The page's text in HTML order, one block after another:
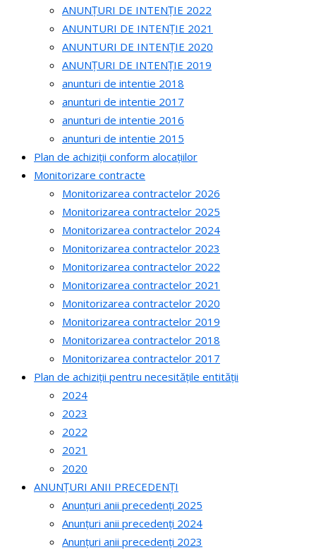
ANUNȚURI DE INTENȚIE 2022
ANUNTURI DE INTENȚIE 2021
ANUNTURI DE INTENȚIE 2020
ANUNȚURI DE INTENȚIE 2019
anunturi de intentie 2018
anunturi de intentie 2017
anunturi de intentie 2016
anunturi de intentie 2015
Plan de achiziții conform alocațiilor
Monitorizare contracte
Monitorizarea contractelor 2026
Monitorizarea contractelor 2025
Monitorizarea contractelor 2024
Monitorizarea contractelor 2023
Monitorizarea contractelor 2022
Monitorizarea contractelor 2021
Monitorizarea contractelor 2020
Monitorizarea contractelor 2019
Monitorizarea contractelor 2018
Monitorizarea contractelor 2017
Plan de achiziții pentru necesitățile entității
2024
2023
2022
2021
2020
ANUNȚURI ANII PRECEDENȚI
Anunțuri anii precedenți 2025
Anunțuri anii precedenți 2024
Anunțuri anii precedenți 2023